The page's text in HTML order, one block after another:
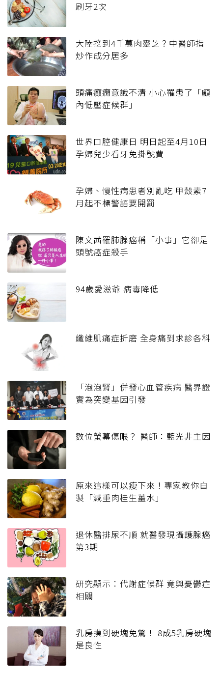
刷牙2次
大陸挖到4千萬肉靈芝？中醫師指
炒作成分居多
頭痛癲癇意識不清 小心罹患了「顱
內低壓症候群」
世界口腔健康日 明日起至4月10日
孕婦兒少看牙免掛號費
孕婦、慢性病患者別亂吃 甲殼素7
月起不標警語要開罰
陳文茜罹肺腺癌稱「小事」它卻是
頭號癌症殺手
94歲愛滋爺 病毒降低
纖維肌痛症折磨 全身痛到求診各科
「泡泡腎」併發心血管疾病 醫界證
實為突變基因引發
數位螢幕傷眼？ 醫師：藍光非主因
原來這樣可以瘦下來！專家教你自
製「減重肉桂生薑水」
退休醫排尿不順 就醫發現攝護腺癌
第3期
研究顯示：代謝症候群 竟與憂鬱症
相關
乳房摸到硬塊免驚！ 8成5乳房硬塊
是良性